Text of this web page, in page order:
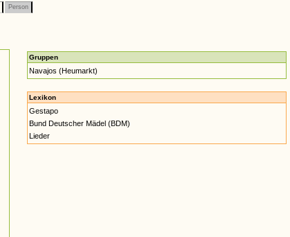
Person
Gruppen
Navajos (Heumarkt)
Lexikon
Gestapo
Bund Deutscher Mädel (BDM)
Lieder